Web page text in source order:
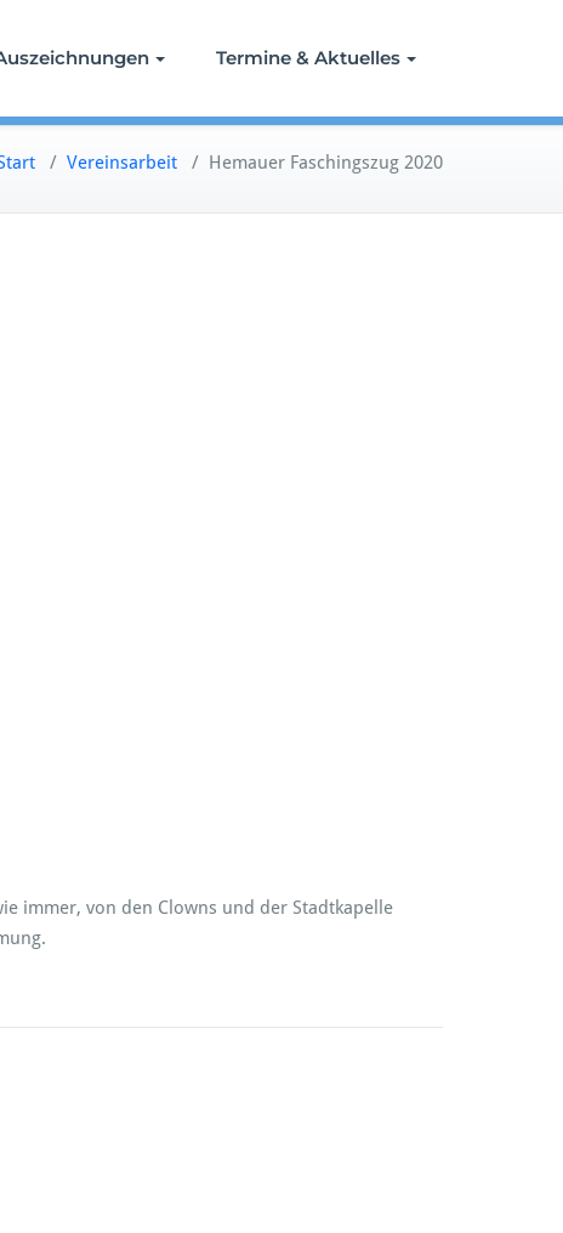
Termine & Aktuelles
/ Vereinsarbeit / Hemauer Faschingszug 2020
immer, von den Clowns und der Stadtkapelle